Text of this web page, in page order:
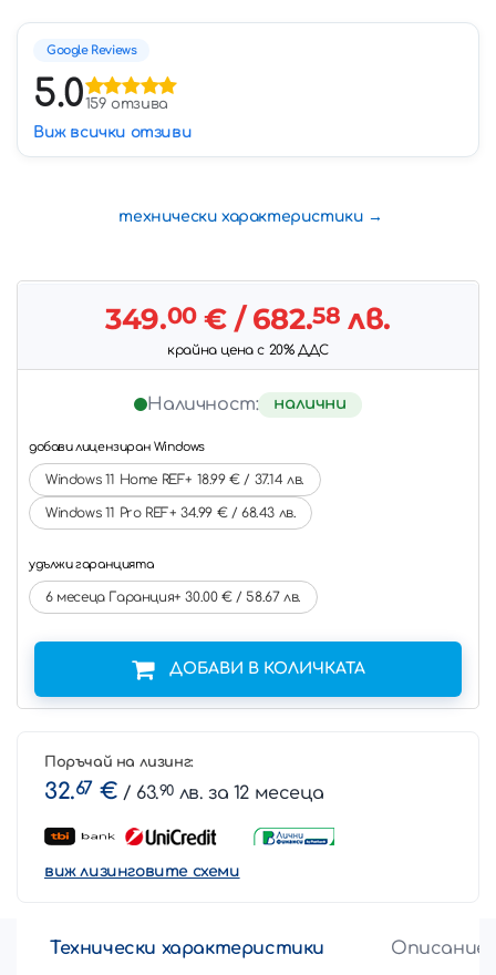
Google Reviews
5.0159 отзива
Виж всички отзиви
технически характеристики
349.00€ / 682.58 лв.
крайна цена с 20% ДДС
Наличност: налични
добави лицензиран Windows
Windows 11 Home REF+ 18.99 € / 37.14 лв.
Windows 11 Pro REF+ 34.99 € / 68.43 лв.
удължи гаранцията
6 месеца Гаранция+ 30.00 € / 58.67 лв.
ДОБАВИ В КОЛИЧКАТА
Поръчай на лизинг:
32.67 € / 63.90 лв. за 12 месеца
виж лизинговите схеми
Технически характеристики Описание